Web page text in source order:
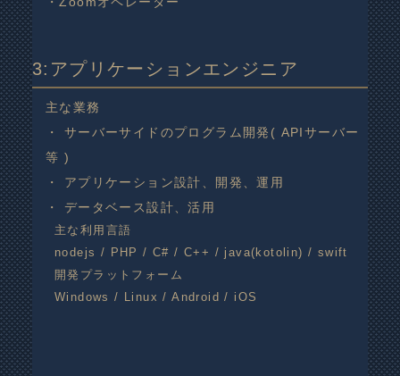
3:アプリケーションエンジニア
主な業務
・ サーバーサイドのプログラム開発( APIサーバー
等 )
・ アプリケーション設計、開発、運用
・ データベース設計、活用
主な利用言語
nodejs / PHP / C# / C++ / java(kotolin) / swift
開発プラットフォーム
Windows / Linux / Android / iOS